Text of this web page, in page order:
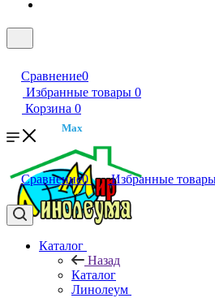
Сравнение0
Избранные товары 0
Корзина 0
Max
Сравнение0 Избранные
Каталог
Назад
Каталог
Линолеум